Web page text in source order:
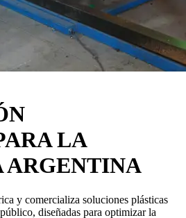
LA
ARGENTINA
y comercializa soluciones plásticas
diseñadas para optimizar la